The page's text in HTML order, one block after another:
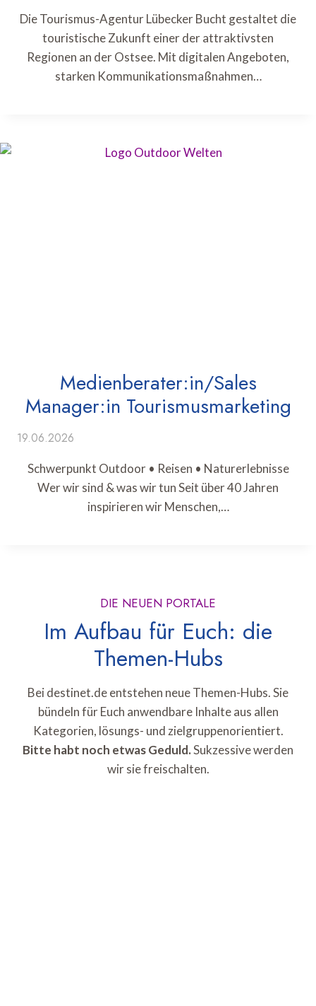
Die Tourismus-Agentur Lübecker Bucht gestaltet die
touristische Zukunft einer der attraktivsten
Regionen an der Ostsee. Mit digitalen Angeboten,
starken Kommunikationsmaßnahmen…
Medienberater:in/Sales
Manager:in Tourismusmarketing
19.06.2026
Schwerpunkt Outdoor • Reisen • Naturerlebnisse
Wer wir sind & was wir tun Seit über 40 Jahren
inspirieren wir Menschen,…
DIE NEUEN PORTALE
Im Aufbau für Euch: die
Themen-Hubs
Bei destinet.de entstehen neue Themen-Hubs. Sie
bündeln für Euch anwendbare Inhalte aus allen
Kategorien, lösungs- und zielgruppenorientiert.
Bitte habt noch etwas Geduld.Sukzessive werden
wir sie freischalten.